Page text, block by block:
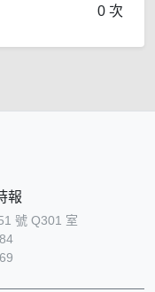
0 次
報
號 Q301 室